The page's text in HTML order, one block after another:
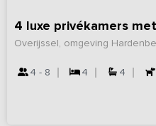
4 luxe privékamers
Overijssel, omgeving
4 - 8 4 4